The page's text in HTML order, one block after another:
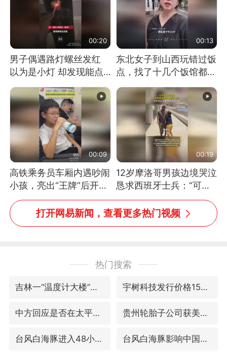
00:20
男子偶遇路灯螺丝发红
以为是小灯 却发现能点
处理
00:13
东北女子到山西玩错过饭
点，找了十几个饭馆都没
00:09
高铁乘务员车厢内遇吵闹
小孩，亮出“王牌”后开启
一键静音
00:19
12岁摩洛哥男孩边境哭泣
恳求西班牙士兵：“可不
可以不要把我遣返回国”
打开网易新闻，查看更多热门视频
热门搜索
吉林一“温度计大楼”读数爆表 宇树科技发行价格150.80元/股
中方回应是否在太平洋海底开采稀土 贵州轮胎子公司获美国退税8136万
台风白海豚进入48小时警戒线 台风白海豚影响中国已成定局